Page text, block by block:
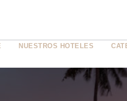
NUESTROS HOTELES